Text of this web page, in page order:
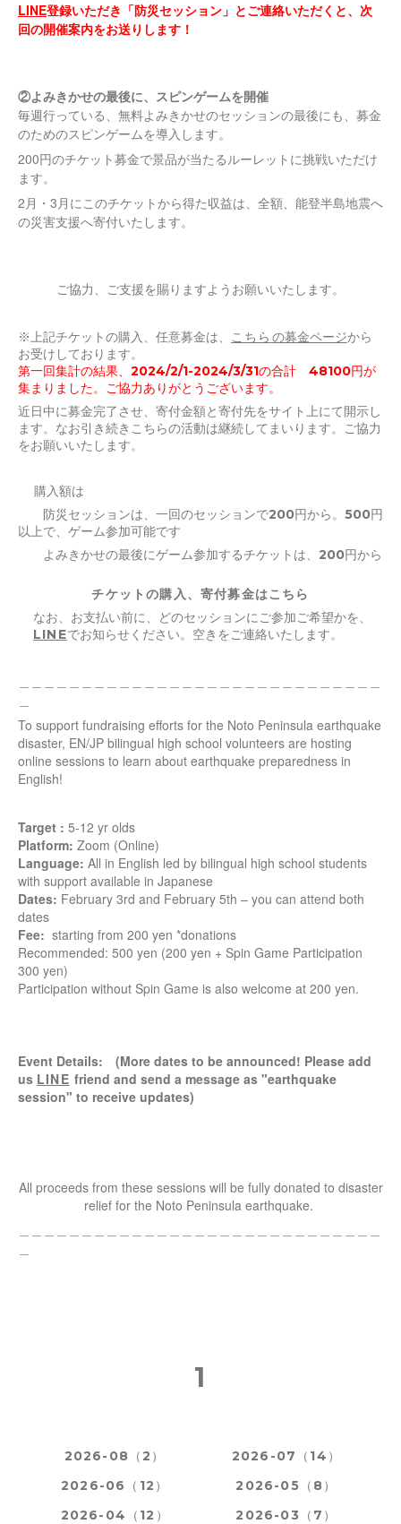
LINE登録いただき「防災セッション」とご連絡いただくと、次
回の開催案内をお送りします！
②よみきかせの最後に、スピンゲームを開催
毎週行っている、無料よみきかせのセッションの最後にも、募金
のためのスピンゲームを導入します。
200円のチケット募金で景品が当たるルーレットに挑戦いただけ
ます。
2月・3月にこのチケットから得た収益は、全額、能登半島地震へ
の災害支援へ寄付いたします。
ご協力、ご支援を賜りますようお願いいたします。
※上記チケットの購入、任意募金は、 こちら の募金ページから
お受けしております。
第一回集計の結果、2024/2/1-2024/3/31の合計 48100円が
集まりました。ご協力ありがとうございます。
近日中に募金完了させ、寄付金額と寄付先をサイト上にて開示し
ます。なお引き続きこちらの活動は継続してまいります。ご協力
をお願いいたします。
購入額は
防災セッションは、一回のセッションで200円から。500円
以上で、ゲーム参加可能です
よみきかせの最後にゲーム参加するチケットは、200円から
チケットの購入、寄付募金はこちら
なお、お支払い前に、どのセッションにご参加ご希望かを、
LINEでお知らせください。空きをご連絡いたします。
To support fundraising efforts for the Noto Peninsula earthquake
disaster, EN/JP bilingual high school volunteers are hosting
online sessions to learn about earthquake preparedness in
English!
Target : 5-12 yr olds
Platform: Zoom (Online)
Language: All in English led by bilingual high school students
with support available in Japanese
Dates: February 3rd and February 5th – you can attend both
dates
Fee: starting from 200 yen *donations
Recommended: 500 yen (200 yen + Spin Game Participation
300 yen)
Participation without Spin Game is also welcome at 200 yen.
Event Details: (More dates to be announced! Please add
us LINE friend and send a message as "earthquake
session" to receive updates)
All proceeds from these sessions will be fully donated to disaster
relief for the Noto Peninsula earthquake.
1
2026-08（2）
2026-07（14）
2026-06（12）
2026-05（8）
2026-04（12）
2026-03（7）